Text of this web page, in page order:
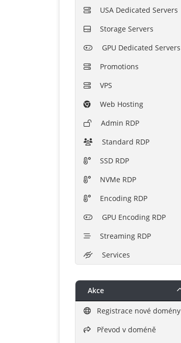
USA Dedicated Servers
Storage Servers
GPU Dedicated Servers
Promotions
VPS
Web Hosting
Admin RDP
Standard RDP
SSD RDP
NVMe RDP
Encoding RDP
GPU Encoding RDP
Streaming RDP
Services
Akce
Registrace nové domény
Převod v doméně